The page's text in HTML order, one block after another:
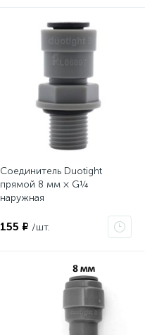
Соединитель Duotight
прямой 8 мм × G¼
наружная
155 ₽ /шт.